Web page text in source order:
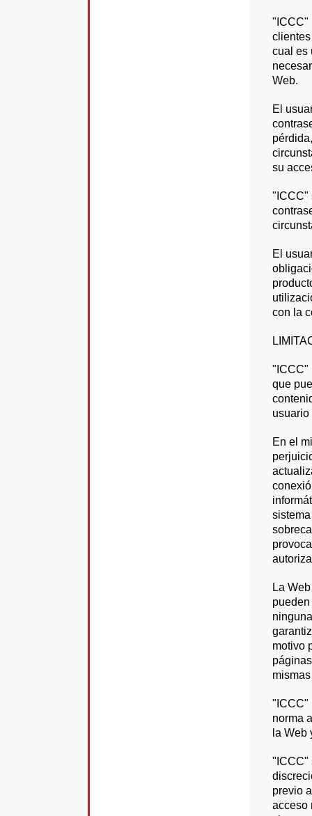
"ICCC"
cual es
Web.
El
su
"ICCC"
El
con la
"ICCC"
que
usuario
En el
La
motivo
"ICCC"
norma
la Web
"ICCC"
previo
acceso